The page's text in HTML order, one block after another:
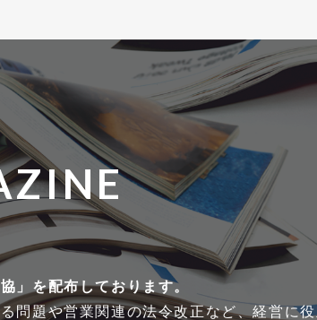
」を配布しております。
問題や営業関連の法令改正など、経営に